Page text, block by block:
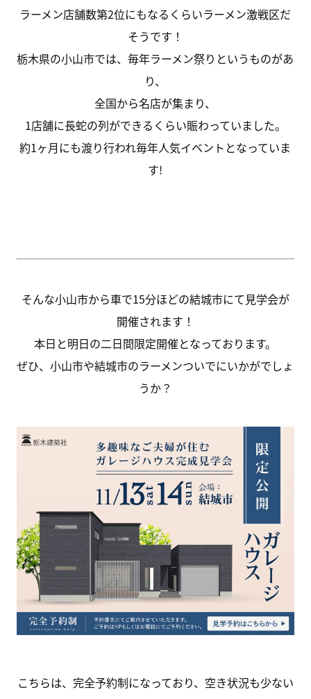
ラーメン店舗数第2位にもなるくらいラーメン激戦区だ
そうです！
栃木県の小山市では、毎年ラーメン祭りというものがあ
り、
全国から名店が集まり、
1店舗に長蛇の列ができるくらい賑わっていました。
約1ヶ月にも渡り行われ毎年人気イベントとなっていま
す!
そんな小山市から車で15分ほどの結城市にて見学会が
開催されます！
本日と明日の二日間限定開催となっております。
ぜひ、小山市や結城市のラーメンついでにいかがでしょ
うか？
こちらは、完全予約制になっており、空き状況も少ない